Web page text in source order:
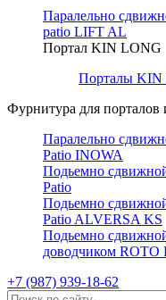
Паралельно
patio LIFT AL
Портал KIN LONG
Порталы KIN
Фурнитура для
Паралельно
Patio INOWA
Подьемно
Patio
Подьемно
Patio ALVERSA KS
Подьемно
доводчиком ROTO
+7 (987) 939-18-62